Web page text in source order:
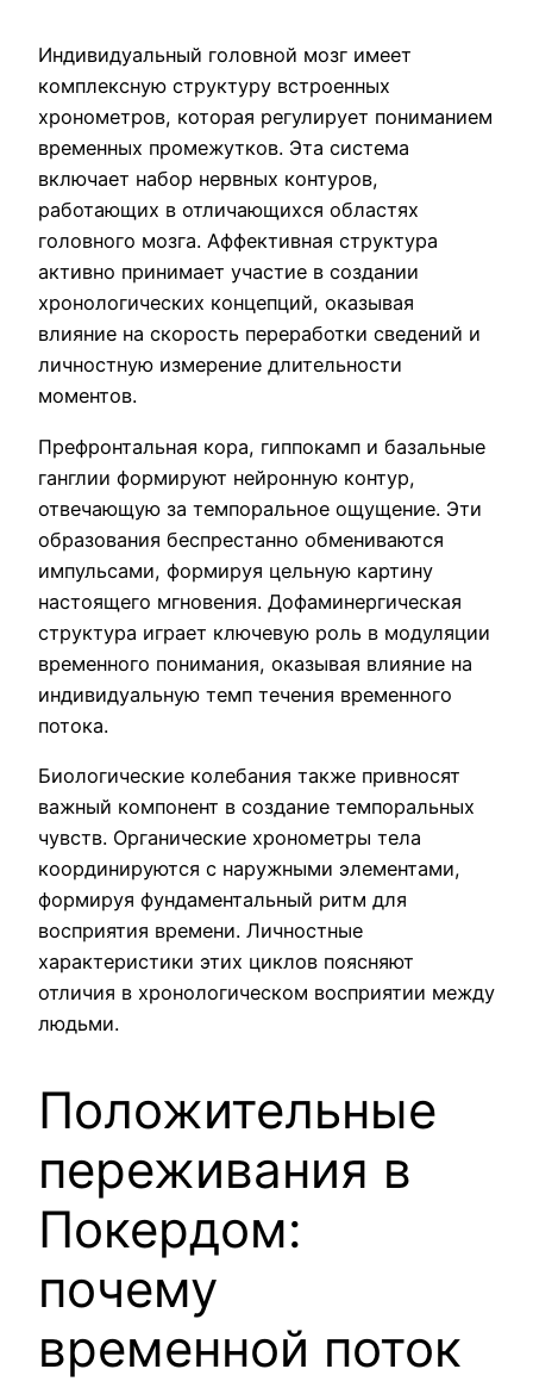
Индивидуальный головной мозг имеет
комплексную структуру встроенных
хронометров, которая регулирует пониманием
временных промежутков. Эта система
включает набор нервных контуров,
работающих в отличающихся областях
головного мозга. Аффективная структура
активно принимает участие в создании
хронологических концепций, оказывая
влияние на скорость переработки сведений и
личностную измерение длительности
моментов.
Префронтальная кора, гиппокамп и базальные
ганглии формируют нейронную контур,
отвечающую за темпоральное ощущение. Эти
образования беспрестанно обмениваются
импульсами, формируя цельную картину
настоящего мгновения. Дофаминергическая
структура играет ключевую роль в модуляции
временного понимания, оказывая влияние на
индивидуальную темп течения временного
потока.
Биологические колебания также привносят
важный компонент в создание темпоральных
чувств. Органические хронометры тела
координируются с наружными элементами,
формируя фундаментальный ритм для
восприятия времени. Личностные
характеристики этих циклов поясняют
отличия в хронологическом восприятии между
людьми.
Положительные
переживания в
Покердом:
почему
временной поток